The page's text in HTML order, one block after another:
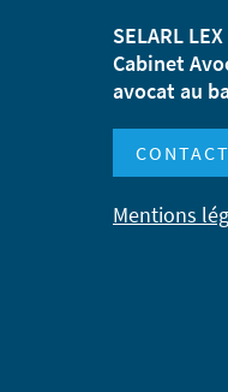
SELARL
Cabinet
avocat au
Mentions